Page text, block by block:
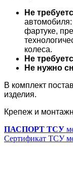
Не
автомобиля:
фартуке,
колеса.
Не
Не нужно
В комплект
изделия.
Крепеж и
ПАСПОРТ ТСУ
Сертификат ТСУ